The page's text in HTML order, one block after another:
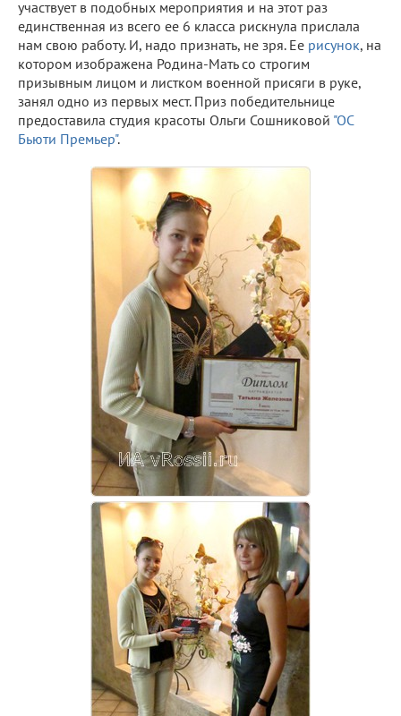
участвует в подобных мероприятия и на этот раз
единственная из всего ее 6 класса рискнула прислала
нам свою работу. И, надо признать, не зря. Ее рисунок, на
котором изображена Родина-Мать со строгим
призывным лицом и листком военной присяги в руке,
занял одно из первых мест. Приз победительнице
предоставила студия красоты Ольги Сошниковой "ОС
Бьюти Премьер".